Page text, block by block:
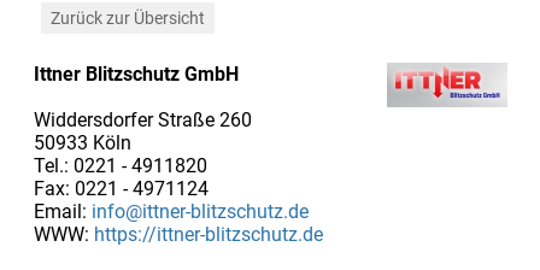
Zurück zur Übersicht
Ittner Blitzschutz GmbH
Widdersdorfer Straße 260
50933 Köln
Tel.: 0221 - 4911820
Fax: 0221 - 4971124
Email: info@ittner-blitzschutz.de
WWW: https://ittner-blitzschutz.de